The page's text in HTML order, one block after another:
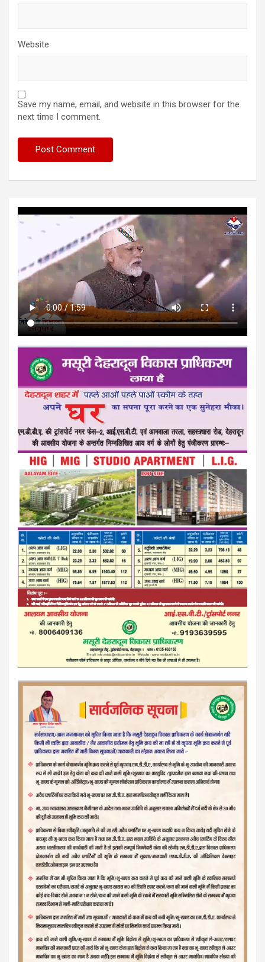
Website
Save my name, email, and website in this browser for the
next time I comment.